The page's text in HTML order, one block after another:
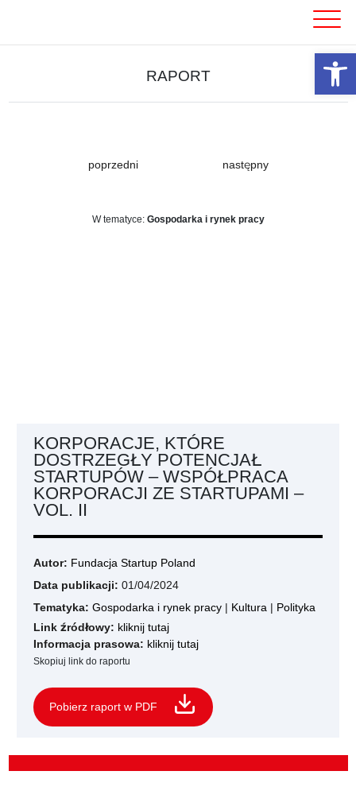
RAPORT
poprzedni następny
W tematyce: Gospodarka i rynek pracy
KORPORACJE, KTÓRE
DOSTRZEGŁY POTENCJAŁ
STARTUPÓW – WSPÓŁPRACA
KORPORACJI ZE STARTUPAMI –
VOL. II
Autor: Fundacja Startup Poland
Data publikacji: 01/04/2024
Tematyka: Gospodarka i rynek pracy | Kultura | Polityka
Link źródłowy: kliknij tutaj
Informacja prasowa: kliknij tutaj
Skopiuj link do raportu
Pobierz raport w PDF